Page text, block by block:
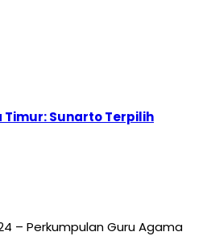
Timur: Sunarto Terpilih
– Perkumpulan Guru Agama